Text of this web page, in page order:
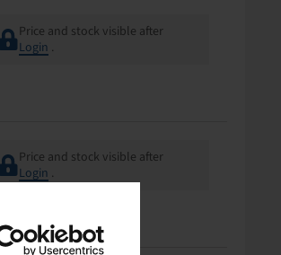
Price and stock visible after
Login .
Price and stock visible after
Login .